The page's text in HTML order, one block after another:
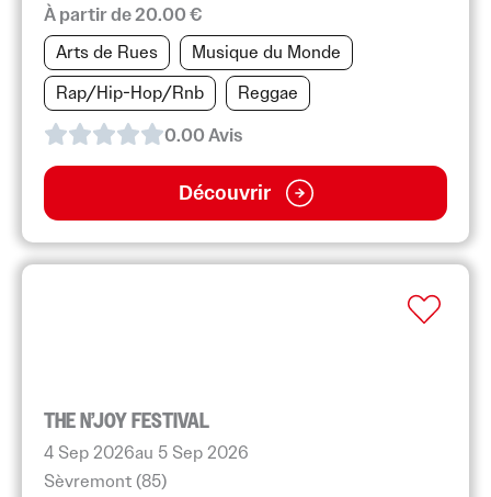
À partir de 20.00 €
Arts de Rues
Musique du Monde
Rap/Hip-Hop/Rnb
Reggae
0.00Avis
Découvrir
THE N’JOY FESTIVAL
4 Sep 2026au 5 Sep 2026
Sèvremont (85)